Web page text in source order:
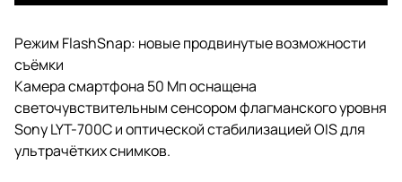
Режим FlashSnap: новые продвинутые возможности
съёмки
Камера смартфона 50 Мп оснащена
светочувствительным сенсором флагманского уровня
Sony LYT-700C и оптической стабилизацией OIS для
ультрачётких снимков.